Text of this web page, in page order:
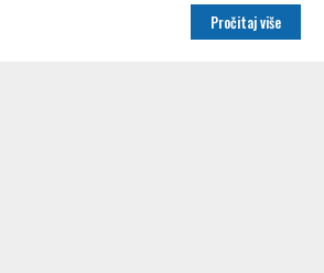
Pročitaj više